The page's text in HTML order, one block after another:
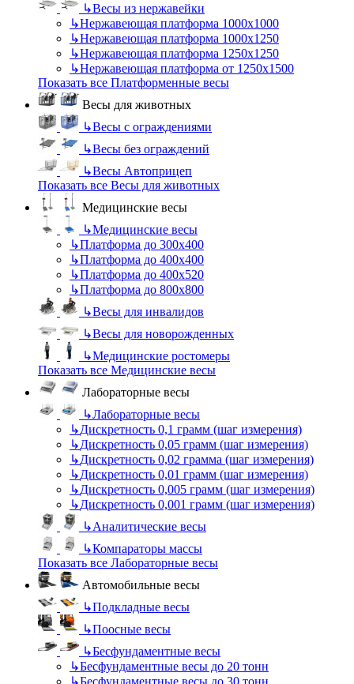
↳Весы из нержавейки
↳Нержавеющая платформа 1000х1000
↳Нержавеющая платформа 1000х1250
↳Нержавеющая платформа 1250х1250
↳Нержавеющая платформа от 1250х1500
Показать все Платформенные весы
Весы для животных
↳Весы с ограждениями
↳Весы без ограждений
↳Весы Автоприцеп
Показать все Весы для животных
Медицинские весы
↳Медицинские весы
↳Платформа до 300х400
↳Платформа до 400х400
↳Платформа до 400х520
↳Платформа до 800х800
↳Весы для инвалидов
↳Весы для новорожденных
↳Медицинские ростомеры
Показать все Медицинские весы
Лабораторные весы
↳Лабораторные весы
↳Дискретность 0,1 грамм (шаг измерения)
↳Дискретность 0,05 грамм (шаг измерения)
↳Дискретность 0,02 грамма (шаг измерения)
↳Дискретность 0,01 грамм (шаг измерения)
↳Дискретность 0,005 грамм (шаг измерения)
↳Дискретность 0,001 грамм (шаг измерения)
↳Аналитические весы
↳Компараторы массы
Показать все Лабораторные весы
Автомобильные весы
↳Подкладные весы
↳Поосные весы
↳Бесфундаментные весы
↳Бесфундаментные весы до 20 тонн
↳Бесфундаментные весы до 30 тонн